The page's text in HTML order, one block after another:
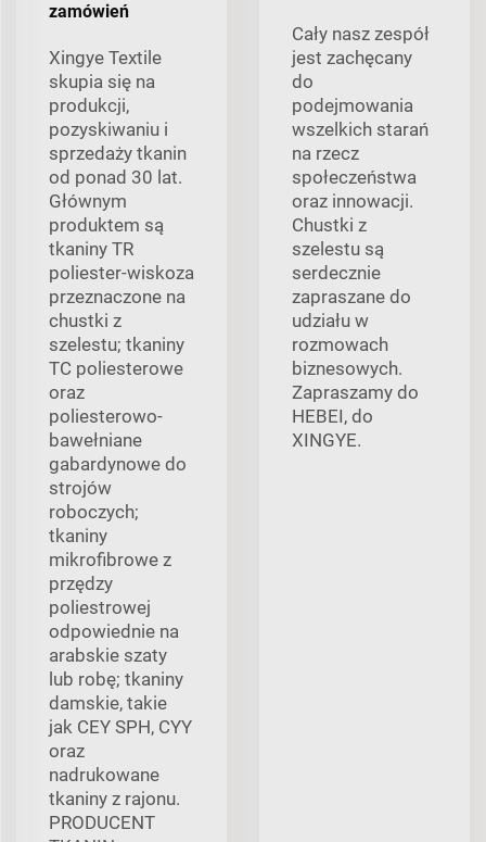
zamówień
Xingye Textile
skupia się na
produkcji,
pozyskiwaniu i
sprzedaży tkanin
od ponad 30 lat.
Głównym
produktem są
tkaniny TR
poliester-wiskoza
przeznaczone na
chustki z
szelestu; tkaniny
TC poliesterowe
oraz
poliesterowo-
bawełniane
gabardynowe do
strojów
roboczych;
tkaniny
mikrofibrowe z
przędzy
poliestrowej
odpowiednie na
arabskie szaty
lub robę; tkaniny
damskie, takie
jak CEY SPH, CYY
oraz
nadrukowane
tkaniny z rajonu.
PRODUCENT
Cały nasz zespół
jest zachęcany
do
podejmowania
wszelkich starań
na rzecz
społeczeństwa
oraz innowacji.
Chustki z
szelestu są
serdecznie
zapraszane do
udziału w
rozmowach
biznesowych.
Zapraszamy do
HEBEI, do
XINGYE.